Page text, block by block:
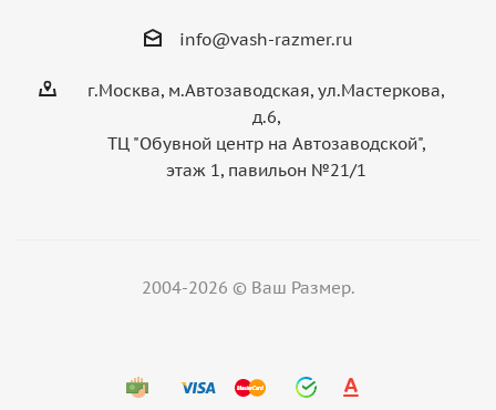
info@vash-razmer.ru
г.Москва, м.Автозаводская, ул.Мастеркова,
д.6,
ТЦ "Обувной центр на Автозаводской",
этаж 1, павильон №21/1
2004-2026 © Ваш Размер.